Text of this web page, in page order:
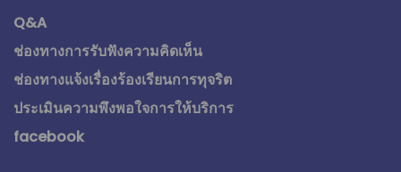
Q&A
ช่องทางการรับฟังความคิดเห็น
ช่องทางแจ้งเรื่องร้องเรียนการทุจริต
ประเมินความพึงพอใจการให้บริการ
facebook